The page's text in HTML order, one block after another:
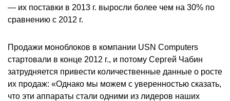
— их поставки в 2013 г. выросли более чем на 30% по
сравнению с 2012 г.
Продажи моноблоков в компании USN Computers
стартовали в конце 2012 г., и потому Сергей Чабин
затрудняется привести количественные данные о росте
их продаж: «Однако мы можем с уверенностью сказать,
что эти аппараты стали одними из лидеров наших